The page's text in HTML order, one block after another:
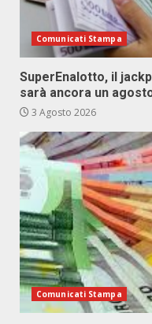
Comunicati Stampa
SuperEnalotto, il
sarà ancora un
3 Agosto 2026
Comunicati Stampa